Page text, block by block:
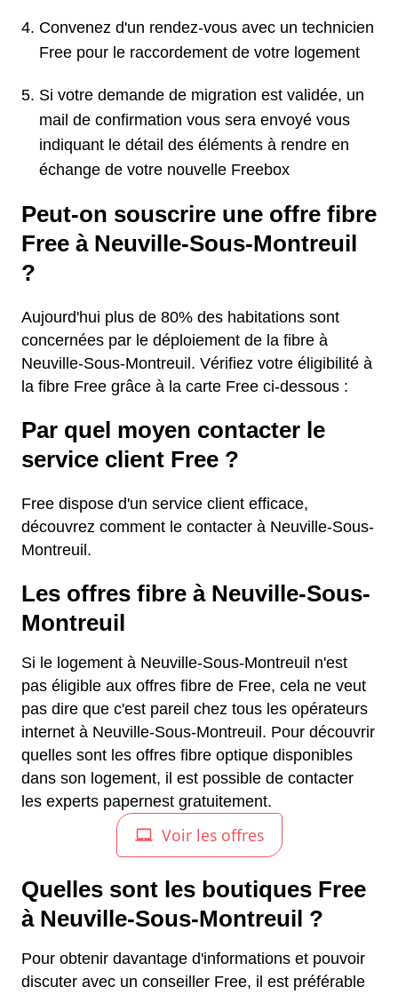
Convenez d'un rendez-vous avec un technicien
Free pour le raccordement de votre logement
Si votre demande de migration est validée, un
mail de confirmation vous sera envoyé vous
indiquant le détail des éléments à rendre en
échange de votre nouvelle Freebox
Peut-on souscrire une offre fibre
Free à Neuville-Sous-Montreuil
?
Aujourd'hui plus de 80% des habitations sont
concernées par le déploiement de la fibre à
Neuville-Sous-Montreuil. Vérifiez votre éligibilité à
la fibre Free grâce à la carte Free ci-dessous :
Par quel moyen contacter le
service client Free ?
Free dispose d'un service client efficace,
découvrez comment le contacter à Neuville-Sous-
Montreuil.
Les offres fibre à Neuville-Sous-
Montreuil
Si le logement à Neuville-Sous-Montreuil n'est
pas éligible aux offres fibre de Free, cela ne veut
pas dire que c'est pareil chez tous les opérateurs
internet à Neuville-Sous-Montreuil. Pour découvrir
quelles sont les offres fibre optique disponibles
dans son logement, il est possible de contacter
les experts papernest gratuitement.
Quelles sont les boutiques Free
à Neuville-Sous-Montreuil ?
Pour obtenir davantage d'informations et pouvoir
discuter avec un conseiller Free, il est préférable